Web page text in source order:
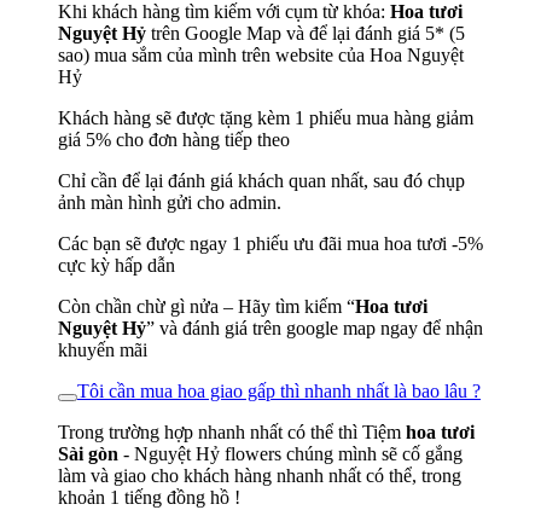
Khi khách hàng tìm kiếm với cụm từ khóa: Hoa tươi
Nguyệt Hỷ trên Google Map và để lại đánh giá 5* (5
sao) mua sắm của mình trên website của Hoa Nguyệt
Hỷ
Khách hàng sẽ được tặng kèm 1 phiếu mua hàng giảm
giá 5% cho đơn hàng tiếp theo
Chỉ cần để lại đánh giá khách quan nhất, sau đó chụp
ảnh màn hình gửi cho admin.
Các bạn sẽ được ngay 1 phiếu ưu đãi mua hoa tươi -5%
cực kỳ hấp dẫn
Còn chần chừ gì nửa – Hãy tìm kiếm “Hoa tươi
Nguyệt Hỷ” và đánh giá trên google map ngay để nhận
khuyến mãi
Tôi cần mua hoa giao gấp thì nhanh nhất là bao lâu ?
Trong trường hợp nhanh nhất có thể thì Tiệm hoa tươi
Sài gòn - Nguyệt Hỷ flowers chúng mình sẽ cố gắng
làm và giao cho khách hàng nhanh nhất có thể, trong
khoản 1 tiếng đồng hồ !